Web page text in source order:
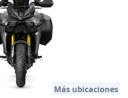
Más ubicaciones